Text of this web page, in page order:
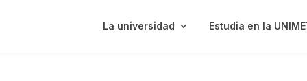
La universidad Estudia en la